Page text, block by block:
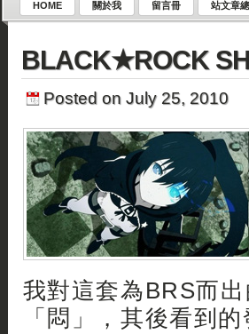
HOME 關於我 留言冊 站文章
BLACK★ROCK
Posted on July 25, 2010
我對這套為BRS而
「悶」，其後看到